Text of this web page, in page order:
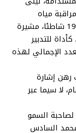
مياه
الاستحمام شملت 496 محطة موزعة على 193 شاطئا، مشيرة
كأداة للتدبير
الإجمالي لهذه
رهن إشارة
لا سيما عبر
لصاحبة السمو
السادس